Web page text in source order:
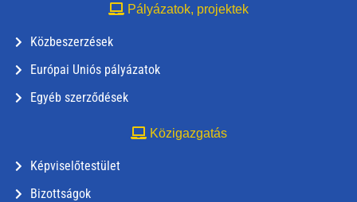
Pályázatok, projektek
Közbeszerzések
Európai Uniós pályázatok
Egyéb szerződések
Közigazgatás
Képviselőtestület
Bizottságok